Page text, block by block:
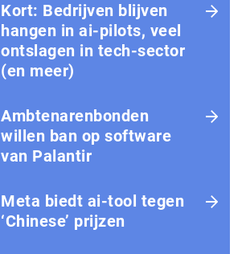
Kort: Bedrijven blijven
hangen in ai-pilots, veel
ontslagen in tech-sector
(en meer)
Ambtenarenbonden
willen ban op software
van Palantir
Meta biedt ai-tool tegen
‘Chinese’ prijzen